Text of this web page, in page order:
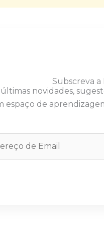
Subscreva a
últimas novidades,
espaço de